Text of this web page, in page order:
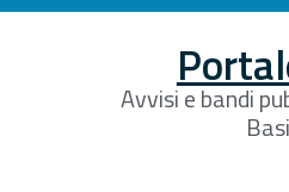
Avvisi e bandi